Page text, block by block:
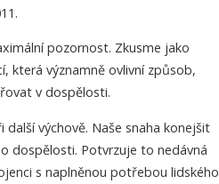
pozornost. Zkusme jako
která významně ovlivní způsob,
v dospělosti.
výchově. Naše snaha konejšit
dospělosti. Potvrzuje to nedávná
s naplněnou potřebou lidského